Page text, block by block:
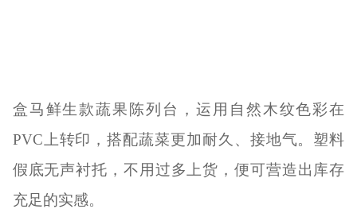
盒马鲜生款蔬果陈列台，运用自然木纹色彩在
PVC上转印，搭配蔬菜更加耐久、接地气。塑料
假底无声衬托，不用过多上货，便可营造出库存
充足的实感。